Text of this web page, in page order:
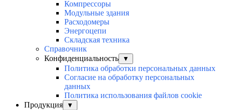
Компрессоры
Модульные здания
Расходомеры
Энергоцепи
Складская техника
Справочник
Конфиденциальность
▼
Политика обработки персональных данных
Согласие на обработку персональных
данных
Политика использования файлов cookie
Продукция
▼